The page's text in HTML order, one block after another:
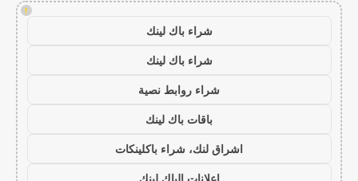
!
شراء باك لينك
شراء باك لينك
شراء روابط نصية
باقات باك لينك
اشراق لنك، شراء باكلينكات